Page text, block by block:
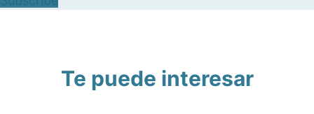
Te puede interesar